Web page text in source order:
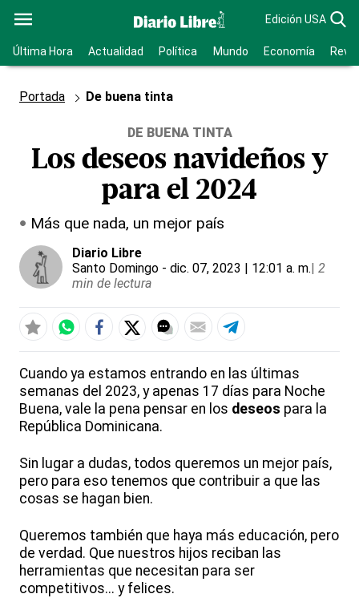
Edición USA
Última Hora Actualidad Política Mundo Economía
Portada De buena tinta
DE BUENA TINTA
Los deseos navideños y
para el 2024
Más que nada, un mejor país
Diario Libre
Santo Domingo - dic. 07, 2023 | 12:01 a. m.| 2
min de lectura
Cuando ya estamos entrando en las últimas
semanas del 2023, y apenas 17 días para Noche
Buena, vale la pena pensar en los deseos para la
República Dominicana.
Sin lugar a dudas, todos queremos un mejor país,
pero para eso tenemos que contribuir a que las
cosas se hagan bien.
Queremos también que haya más educación, pero
de verdad. Que nuestros hijos reciban las
herramientas que necesitan para ser
competitivos... y felices.